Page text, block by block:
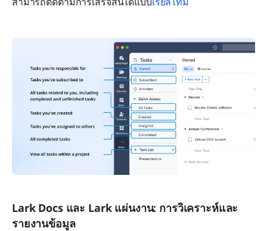
Lark Docs และ Lark แผ่นงาน: การวิเคราะห์และ
รายงานข้อมูล